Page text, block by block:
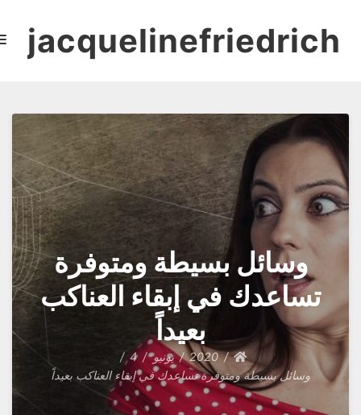
وسائل بسيطة ومتوفرة
تساعدك في إبقاء العناكب
بعيداً
2020 يونيو
4
وسائل بسيطة ومتوفرة تساعدك في إبقاء العناكب بعيداً